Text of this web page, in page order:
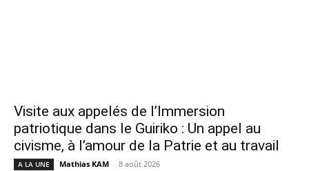
Visite aux appelés de l’Immersion
patriotique dans le Guiriko : Un appel au
civisme, à l’amour de la Patrie et au travail
A LA UNE Mathias KAM - 8 août 2026